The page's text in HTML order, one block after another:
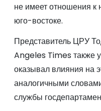
не имеет отношения к
юго-востоке.
Представитель ЦРУ
Angeles Times также
оказывал влияния на
аналогичными
службы